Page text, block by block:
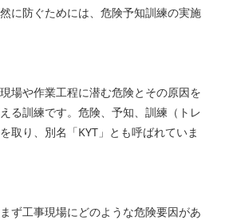
に防ぐためには、危険予知訓練の実施
場や作業工程に潜む危険とその原因を
る訓練です。危険、予知、訓練（トレ
取り、別名「KYT」とも呼ばれていま
ず工事現場にどのような危険要因があ